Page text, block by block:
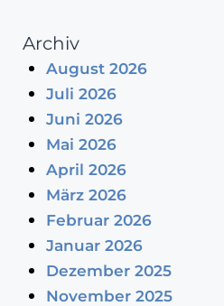
Archiv
August 2026
Juli 2026
Juni 2026
Mai 2026
April 2026
März 2026
Februar 2026
Januar 2026
Dezember 2025
November 2025